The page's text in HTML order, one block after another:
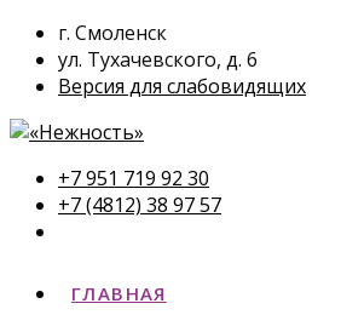
г. Смоленск
ул. Тухачевского, д. 6
Версия для слабовидящих
+7 951 719 92 30
+7 (4812) 38 97 57
ГЛАВНАЯ